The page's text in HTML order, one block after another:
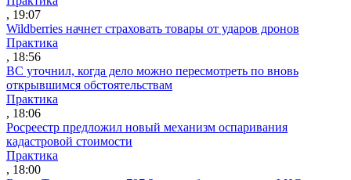
, 19:07
Wildberries начнет страховать товары от ударов дронов
Практика
, 18:56
ВС уточнил, когда дело можно пересмотреть по вновь
открывшимся обстоятельствам
Практика
, 18:06
Росреестр предложил новый механизм оспаривания
кадастровой стоимости
Практика
, 18:00